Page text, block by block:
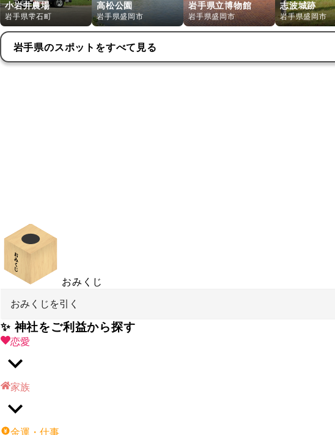
小岩井農場
岩手県雫石町
高松公園
岩手県盛岡市
岩手県立博物館
岩手県盛岡市
志波城跡
岩手県盛岡市
岩手県のスポットをすべて見る
おみくじ
おみくじを引く
✨ 神社をご利益から探す
恋愛
家族
金運・仕事